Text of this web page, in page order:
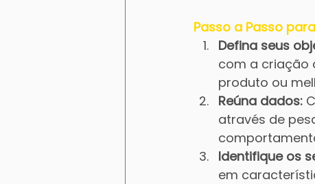
Passo a Passo
Defina seus
com a criação
produto ou
Reúna dados:
através de
Identifique os
em